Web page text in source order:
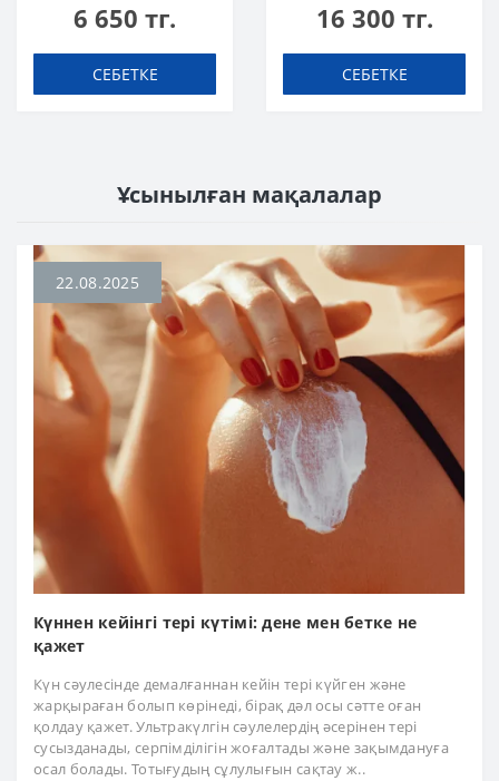
6 650 тг.
СЕБЕТКЕ
16 300 тг.
СЕБЕТКЕ
Ұсынылған мақалалар
22.08.2025
Күннен кейінгі тері күтімі: дене мен бетке не
қажет
Күн сәулесінде демалғаннан кейін тері күйген және
жарқыраған болып көрінеді, бірақ дәл осы сәтте оған
қолдау қажет. Ультракүлгін сәулелердің әсерінен тері
сусызданады, серпімділігін жоғалтады және зақымдануға
осал болады. Тотығудың сұлулығын сақтау ж..